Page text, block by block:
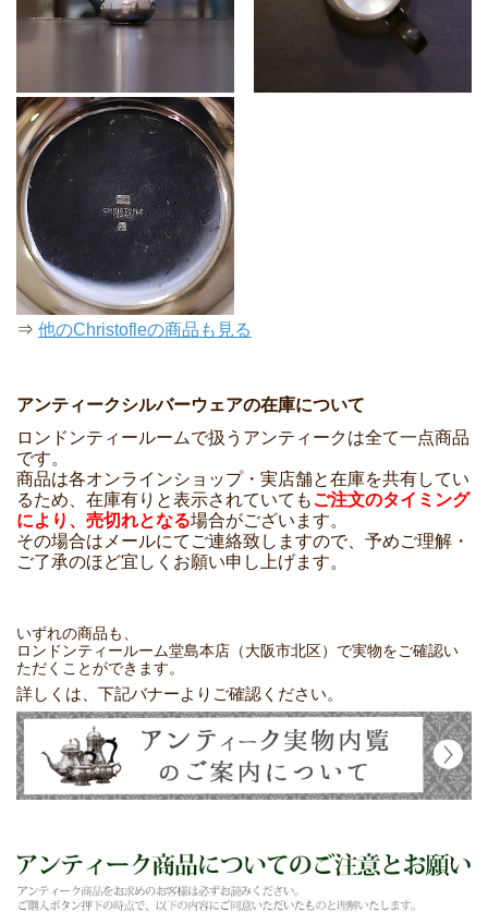
⇒ 他のChristofleの商品も見る
アンティークシルバーウェアの在庫について
ロンドンティールームで扱うアンティークは全て一点商品
です。
商品は各オンラインショップ・実店舗と在庫を共有してい
るため、在庫有りと表示されていてもご注文のタイミング
により、売切れとなる場合がございます。
その場合はメールにてご連絡致しますので、予めご理解・
ご了承のほど宜しくお願い申し上げます。
いずれの商品も、
ロンドンティールーム堂島本店（大阪市北区）で実物をご確認い
ただくことができます。
詳しくは、下記バナーよりご確認ください。